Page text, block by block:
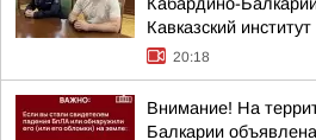
Кавказский
20:18
Внимание! На
Балкарии